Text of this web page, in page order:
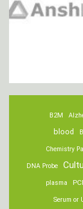
B2M
blood
Chemistry
DNA Probe
plasma
Serum or